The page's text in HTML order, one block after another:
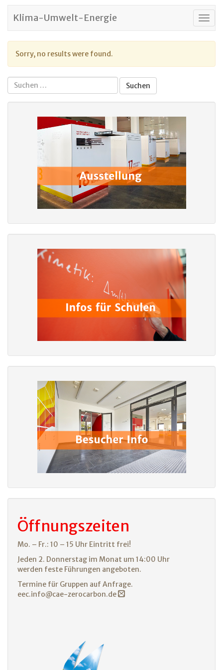
Klima-Umwelt-Energie
Sorry, no results were found.
Suchen
nach:
Öffnungszeiten
Mo. – Fr.: 10 – 15 Uhr Eintritt frei!
Jeden 2. Donnerstag im Monat um 14:00 Uhr
werden feste Führungen angeboten.
Termine für Gruppen auf Anfrage.
eec.info@cae-zerocarbon.de